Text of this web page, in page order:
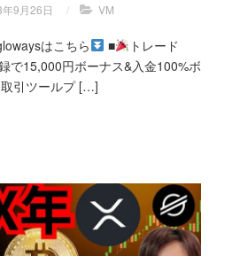
9月26日 / VM
はこちら ■
トレード
で15,000円ボーナス&入金100%ボ
引ツールプ […]